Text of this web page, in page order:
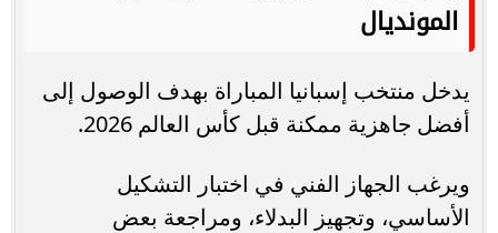
المونديال
يدخل منتخب إسبانيا المباراة بهدف الوصول إلى
أفضل جاهزية ممكنة قبل كأس العالم 2026.
ويرغب الجهاز الفني في اختبار التشكيل
الأساسي، وتجهيز البدلاء، ومراجعة بعض